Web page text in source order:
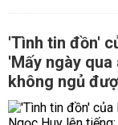
'Tình tin đồn'
'Mấy ngày qua
không ngủ